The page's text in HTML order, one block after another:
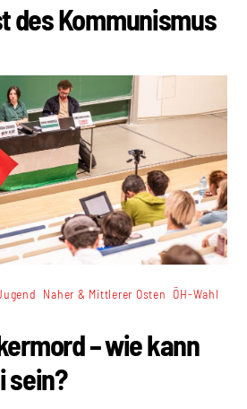
des Kommunismus
Naher & Mittlerer Osten ÖH-Wahl
– wie kann
sein?